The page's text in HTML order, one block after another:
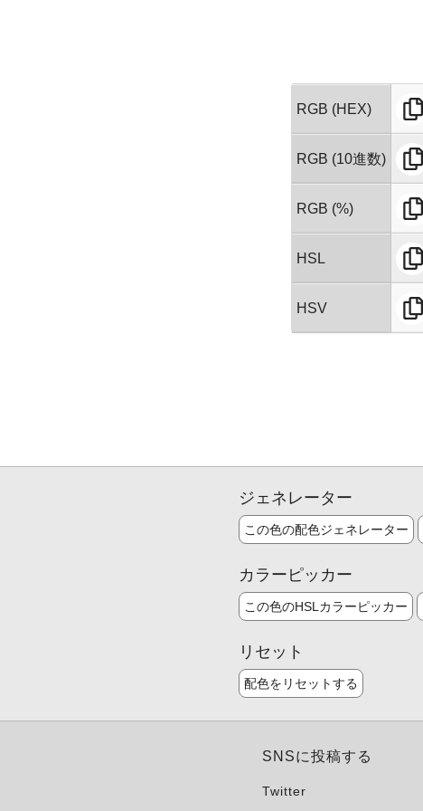
RGB (HEX)
RGB (10進数)
RGB (%)
HSL
HSV
ジェネレーター
この色の配色ジェネレーター
カラーピッカー
この色のHSLカラーピッカー
リセット
配色をリセットする
SNSに投稿する
Twitter